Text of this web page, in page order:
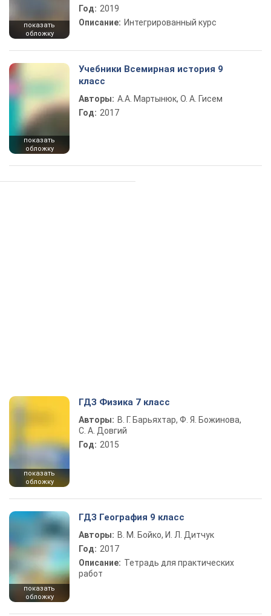
показать
обложку
Год: 2019
Описание: Интегрированный курс
показать
обложку
Учебники Всемирная история 9
класс
Авторы: А.А. Мартынюк, О. А. Гисем
Год: 2017
показать
обложку
ГДЗ Физика 7 класс
Авторы: В. Г. Барьяхтар, Ф. Я. Божинова,
С. А. Довгий
Год: 2015
показать
обложку
ГДЗ География 9 класс
Авторы: В. М. Бойко, И. Л. Дитчук
Год: 2017
Описание: Тетрадь для практических
работ